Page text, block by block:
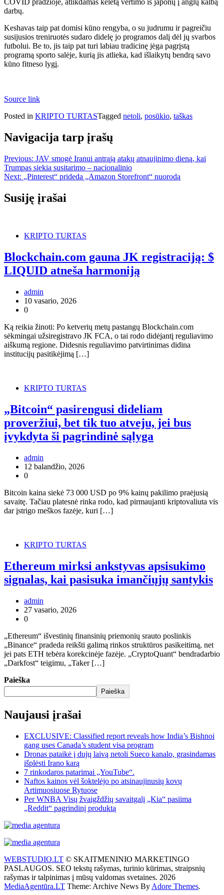
darbų.
Keshavas taip pat domisi kūno rengyba, o su judrumu ir pagreičiu
susijusios treniruotės sudaro didelę jo programos dalį dėl jų svarbos
futbolui. Be to, jis taip pat turi labiau tradicinę jėga pagrįstą
programą sporto salėje, kurią jis atlieka, kad išlaikytų bendrą savo
kūno fitneso lygį.
Source link
Posted in KRIPTO TURTASTagged netoli, posūkio, taškas
Navigacija tarp įrašų
Previous: JAV smogė Iranui antrąją atakų atnaujinimo dieną, kai
Trumpas siekia susitarimo – nacionalinio
Next: „Pinterest“ prideda „Amazon Storefront“ nuorodą
Susiję įrašai
KRIPTO TURTAS
Blockchain.com gauna JK registraciją: $
LIQUID atneša harmoniją
admin
10 vasario, 2026
0
Ką reikia žinoti: Po ketverių metų pastangų Blockchain.com
sėkmingai užsiregistravo JK FCA, o tai rodo didėjantį reguliavimo
aiškumą regione. Didesnis reguliavimo patvirtinimas didina
institucijų pasitikėjimą […]
KRIPTO TURTAS
„Bitcoin“ pasirengusi dideliam
proveržiui, bet tik tuo atveju, jei bus
įvykdyta ši pagrindinė sąlyga
admin
12 balandžio, 2026
0
Bitcoin kaina siekė 73 000 USD po 9% kainų pakilimo praėjusią
savaitę. Tačiau platesnė rinka rodo, kad pirmaujanti kriptovaliuta vis
dar įstrigo meškos fazėje, kuri […]
KRIPTO TURTAS
Ethereum mirksi ankstyvas apsisukimo
signalas, kai pasisuka imančiųjų santykis
admin
27 vasario, 2026
0
„Ethereum“ išvestinių finansinių priemonių srauto poslinkis
„Binance“ pradeda reikšti galimą rinkos struktūros pasikeitimą, net
jei pats ETH tebėra korekcinėje fazėje. „CryptoQuant“ bendradarbio
„Darkfost“ teigimu, „Taker […]
Paieška
Paieška
Naujausi įrašai
EXCLUSIVE: Classified report reveals how India’s Bishnoi
gang uses Canada’s student visa program
Dronas pataikė į dujų laivą netoli Sueco kanalo, grasindamas
išplėsti Irano karą
7 rinkodaros patarimai „YouTube“.
Naftos kainos vėl šoktelėjo po atsinaujinusių kovų
Artimuosiuose Rytuose
Per WNBA Visų žvaigždžių savaitgalį „Kia“ pasiima
„Reddit“ pagrindinį produktą
WEBSTUDIO.LT © SKAITMENINIO MARKETINGO
PASLAUGOS. SEO tekstų rašymas, turinio kūrimas, straipsnių
rašymas ir talpinimas į mūsų valdomas svetaines. 2026
MediaAgentūra.LT Theme: Archive News By Adore Themes.